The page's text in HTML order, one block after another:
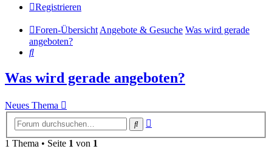
Registrieren
Foren-ÜbersichtAngebote & Gesuche Was wird gerade
angeboten?
Suche
Was wird gerade angeboten?
Neues Thema
Suche
1 Thema • Seite 1 von 1